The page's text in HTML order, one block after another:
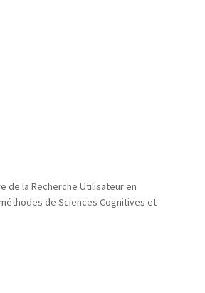
de la Recherche Utilisateur en
de Sciences Cognitives et